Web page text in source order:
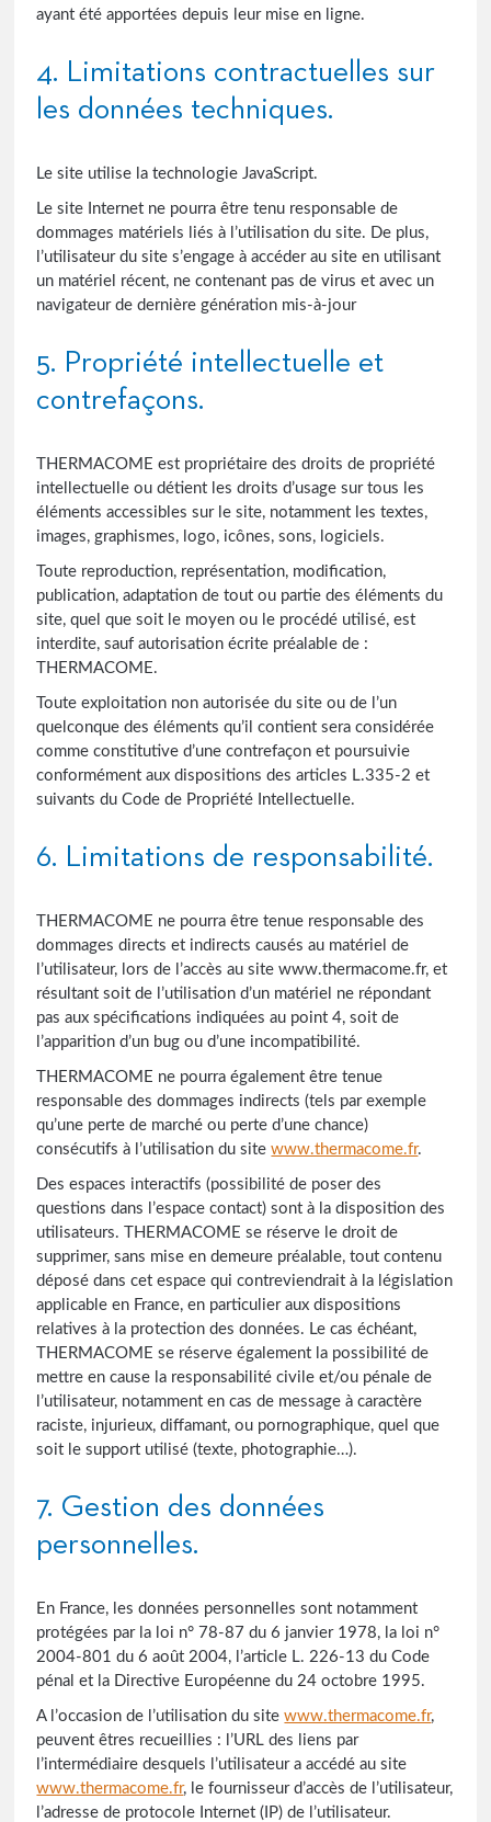
ayant été apportées depuis leur mise en ligne.
4. Limitations contractuelles sur
les données techniques.
Le site utilise la technologie JavaScript.
Le site Internet ne pourra être tenu responsable de
dommages matériels liés à l’utilisation du site. De plus,
l’utilisateur du site s’engage à accéder au site en utilisant
un matériel récent, ne contenant pas de virus et avec un
navigateur de dernière génération mis-à-jour
5. Propriété intellectuelle et
contrefaçons.
THERMACOME est propriétaire des droits de propriété
intellectuelle ou détient les droits d’usage sur tous les
éléments accessibles sur le site, notamment les textes,
images, graphismes, logo, icônes, sons, logiciels.
Toute reproduction, représentation, modification,
publication, adaptation de tout ou partie des éléments du
site, quel que soit le moyen ou le procédé utilisé, est
interdite, sauf autorisation écrite préalable de :
THERMACOME.
Toute exploitation non autorisée du site ou de l’un
quelconque des éléments qu’il contient sera considérée
comme constitutive d’une contrefaçon et poursuivie
conformément aux dispositions des articles L.335-2 et
suivants du Code de Propriété Intellectuelle.
6. Limitations de responsabilité.
THERMACOME ne pourra être tenue responsable des
dommages directs et indirects causés au matériel de
l’utilisateur, lors de l’accès au site www.thermacome.fr, et
résultant soit de l’utilisation d’un matériel ne répondant
pas aux spécifications indiquées au point 4, soit de
l’apparition d’un bug ou d’une incompatibilité.
THERMACOME ne pourra également être tenue
responsable des dommages indirects (tels par exemple
qu’une perte de marché ou perte d’une chance)
consécutifs à l’utilisation du sitewww.thermacome.fr.
Des espaces interactifs (possibilité de poser des
questions dans l’espace contact) sont à la disposition des
utilisateurs. THERMACOME se réserve le droit de
supprimer, sans mise en demeure préalable, tout contenu
déposé dans cet espace qui contreviendrait à la législation
applicable en France, en particulier aux dispositions
relatives à la protection des données. Le cas échéant,
THERMACOME se réserve également la possibilité de
mettre en cause la responsabilité civile et/ou pénale de
l’utilisateur, notamment en cas de message à caractère
raciste, injurieux, diffamant, ou pornographique, quel que
soit le support utilisé (texte, photographie…).
7. Gestion des données
personnelles.
En France, les données personnelles sont notamment
protégées par la loi n° 78-87 du 6 janvier 1978, la loi n°
2004-801 du 6 août 2004, l’article L. 226-13 du Code
pénal et la Directive Européenne du 24 octobre 1995.
A l’occasion de l’utilisation du sitewww.thermacome.fr,
peuvent êtres recueillies : l’URL des liens par
l’intermédiaire desquels l’utilisateur a accédé au site
www.thermacome.fr, le fournisseur d’accès de l’utilisateur,
l’adresse de protocole Internet (IP) de l’utilisateur.